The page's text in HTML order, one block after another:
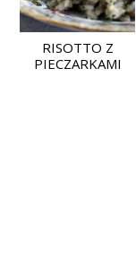
RISOTTO Z
PIECZARKAMI